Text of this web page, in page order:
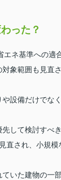
った？
ネ基準への適
象範囲も見直
設備だけでな
して検討すべ
直され、小規
いた建物の一